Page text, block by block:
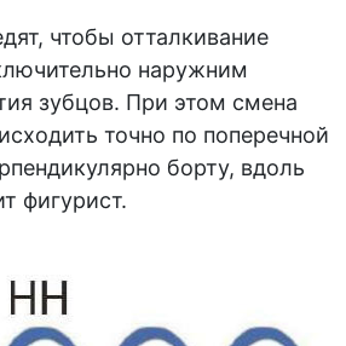
чтобы отталкивание
наружним
зубцов. При этом смена
точно по поперечной
борту, вдоль
фигурист.